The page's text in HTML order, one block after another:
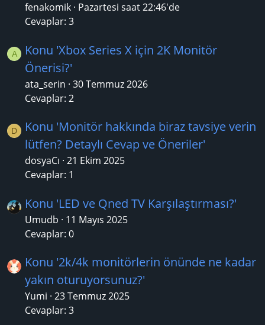
fenakomik Pazartesi saat 22:46'de
Cevaplar: 3
A
Konu 'Xbox Series X için 2K Monitör
Önerisi?'
ata_serin 30 Temmuz 2026
Cevaplar: 2
D
Konu 'Monitör hakkında biraz tavsiye verin
lütfen? Detaylı Cevap ve Öneriler'
dosyaCı 21 Ekim 2025
Cevaplar: 1
Konu 'LED ve Qned TV Karşılaştırması?'
Umudb
11 Mayıs 2025
Cevaplar: 0
Konu '2k/4k monitörlerin önünde ne kadar
yakın oturuyorsunuz?'
Yumi 23 Temmuz 2025
Cevaplar: 3